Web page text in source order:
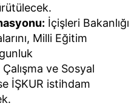
İçişleri Bakanlığı
Milli Eğitim
ve Sosyal
İŞKUR istihdam